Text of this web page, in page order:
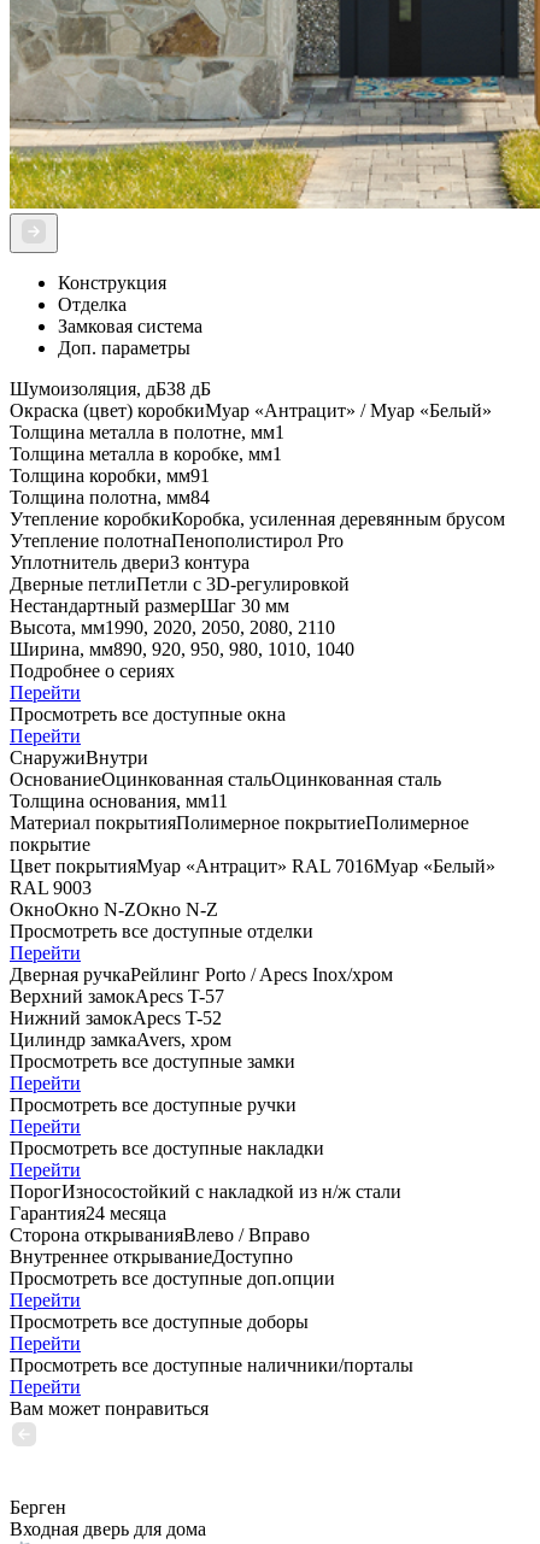
Конструкция
Отделка
Замковая система
Доп. параметры
Шумоизоляция, дБ38 дБ
Окраска (цвет) коробкиМуар «Антрацит» / Муар «Белый»
Толщина металла в полотне, мм1
Толщина металла в коробке, мм1
Толщина коробки, мм91
Толщина полотна, мм84
Утепление коробкиКоробка, усиленная деревянным брусом
Утепление полотнаПенополистирол Pro
Уплотнитель двери3 контура
Дверные петлиПетли с 3D-регулировкой
Нестандартный размерШаг 30 мм
Высота, мм1990, 2020, 2050, 2080, 2110
Ширина, мм890, 920, 950, 980, 1010, 1040
Подробнее о сериях
Перейти
Просмотреть все доступные окна
Перейти
СнаружиВнутри
ОснованиеОцинкованная стальОцинкованная сталь
Толщина основания, мм11
Материал покрытияПолимерное покрытиеПолимерное
покрытие
Цвет покрытияМуар «Антрацит» RAL 7016Муар «Белый»
RAL 9003
ОкноОкно N-ZОкно N-Z
Просмотреть все доступные отделки
Перейти
Дверная ручкаРейлинг Porto / Apecs Inox/хром
Верхний замокApecs T-57
Нижний замокApecs T-52
Цилиндр замкаAvers, хром
Просмотреть все доступные замки
Перейти
Просмотреть все доступные ручки
Перейти
Просмотреть все доступные накладки
Перейти
ПорогИзносостойкий с накладкой из н/ж стали
Гарантия24 месяца
Сторона открыванияВлево / Вправо
Внутреннее открываниеДоступно
Просмотреть все доступные доп.опции
Перейти
Просмотреть все доступные доборы
Перейти
Просмотреть все доступные наличники/порталы
Перейти
Вам может понравиться
Берген
Входная дверь для дома